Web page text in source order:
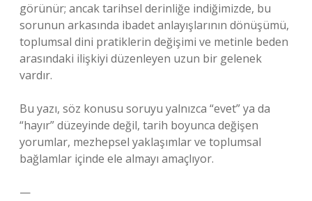
görünür; ancak tarihsel derinliğe indiğimizde, bu
sorunun arkasında ibadet anlayışlarının dönüşümü,
toplumsal dini pratiklerin değişimi ve metinle beden
arasındaki ilişkiyi düzenleyen uzun bir gelenek
vardır.
Bu yazı, söz konusu soruyu yalnızca “evet” ya da
“hayır” düzeyinde değil, tarih boyunca değişen
yorumlar, mezhepsel yaklaşımlar ve toplumsal
bağlamlar içinde ele almayı amaçlıyor.
—